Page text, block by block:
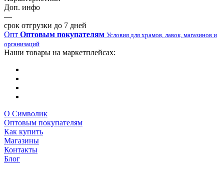
Доп. инфо
—
срок отгрузки до 7 дней
Опт Оптовым покупателям Условия для храмов, лавок, магазинов и
организаций
Наши товары на маркетплейсах:
О Символик
Оптовым покупателям
Как купить
Магазины
Контакты
Блог